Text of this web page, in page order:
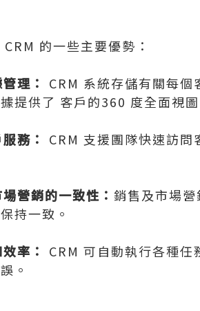
的一些主要優勢：
理：
CRM 系統存儲有關每
提供了 客戶的360 度全面視
務：
CRM 支援團隊快速訪
營銷的一致性： 銷售及市場
持一致。
率： CRM 可自動執行各種
。